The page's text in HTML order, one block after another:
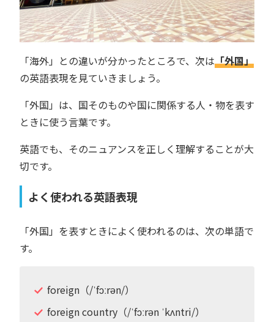
「海外」との違いが分かったところで、次は「外国」
の英語表現を見ていきましょう。
「外国」は、国そのものや国に関係する人・物を表す
ときに使う言葉です。
英語でも、そのニュアンスを正しく理解することが大
切です。
よく使われる英語表現
「外国」を表すときによく使われるのは、次の単語で
す。
foreign（/ˈfɔːrən/）
foreign country（/ˈfɔːrən ˈkʌntri/）